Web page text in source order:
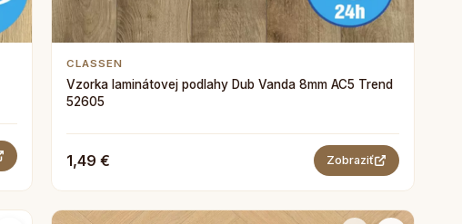
CLASSEN
Vzorka laminátovej podlahy Dub Vanda 8mm AC5 Trend
52605
1,49 € Zobraziť